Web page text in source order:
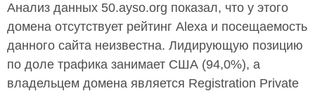
Анализ данных 50.ayso.org показал, что у этого
домена отсутствует рейтинг Alexa и посещаемость
данного сайта неизвестна. Лидирующую позицию
по доле трафика занимает США (94,0%), а
владельцем домена является Registration Private